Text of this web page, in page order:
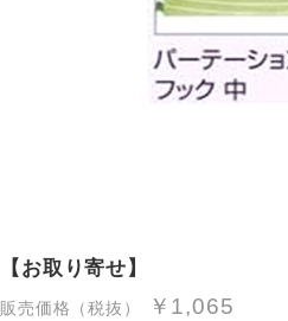
【お取り寄せ】
販売価格（税抜） ￥1,065